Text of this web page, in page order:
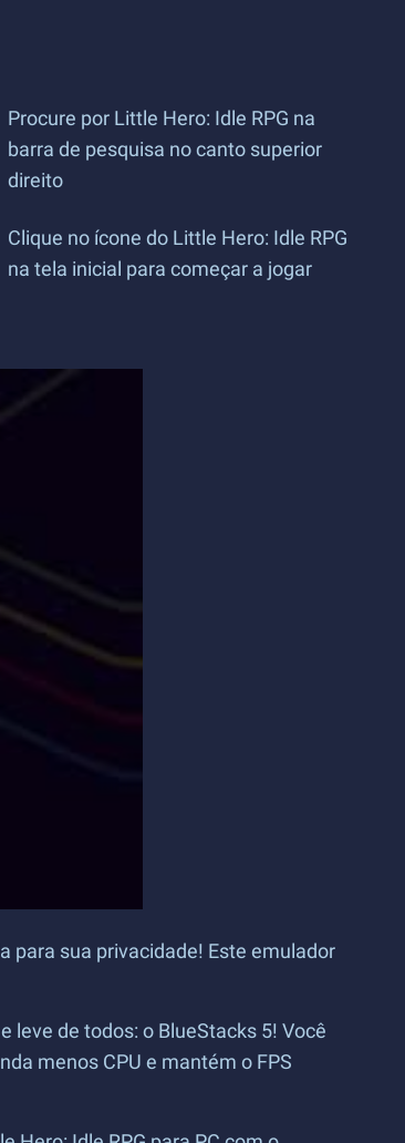
Procure por Little Hero: Idle RPG na
barra de pesquisa no canto superior
direito
Clique no ícone do Little Hero: Idle RPG
na tela inicial para começar a jogar
para sua privacidade! Este emulador
leve de todos: o BlueStacks 5! Você
menos CPU e mantém o FPS